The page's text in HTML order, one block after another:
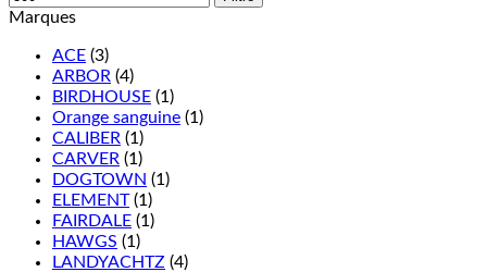
Marques
ACE (3)
ARBOR (4)
BIRDHOUSE (1)
Orange sanguine (1)
CALIBER (1)
CARVER (1)
DOGTOWN (1)
ELEMENT (1)
FAIRDALE (1)
HAWGS (1)
LANDYACHTZ (4)